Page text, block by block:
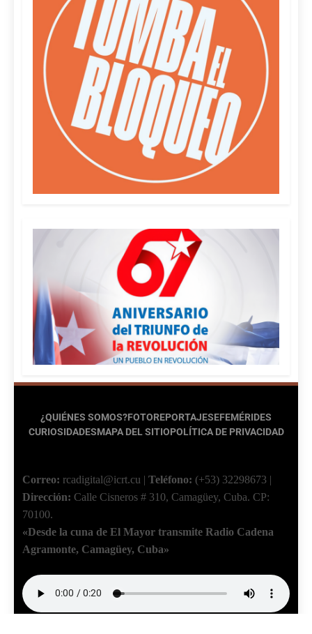
¿QUIÉNES SOMOS?FOTOREPORTAJESEFEMÉRIDES
CURIOSIDADESMAPA DEL SITIOPOLÍTICA DE PRIVACIDAD
Correo: rcadigital@icrt.cu | Teléfono: (+53) 32298673 |
Dirección: Calle Cisneros # 310, Camagüey, Cuba. CP:
70100.
«Desde la cuna de El Mayor transmite Radio Cadena
Agramonte, Camagüey, Cuba»